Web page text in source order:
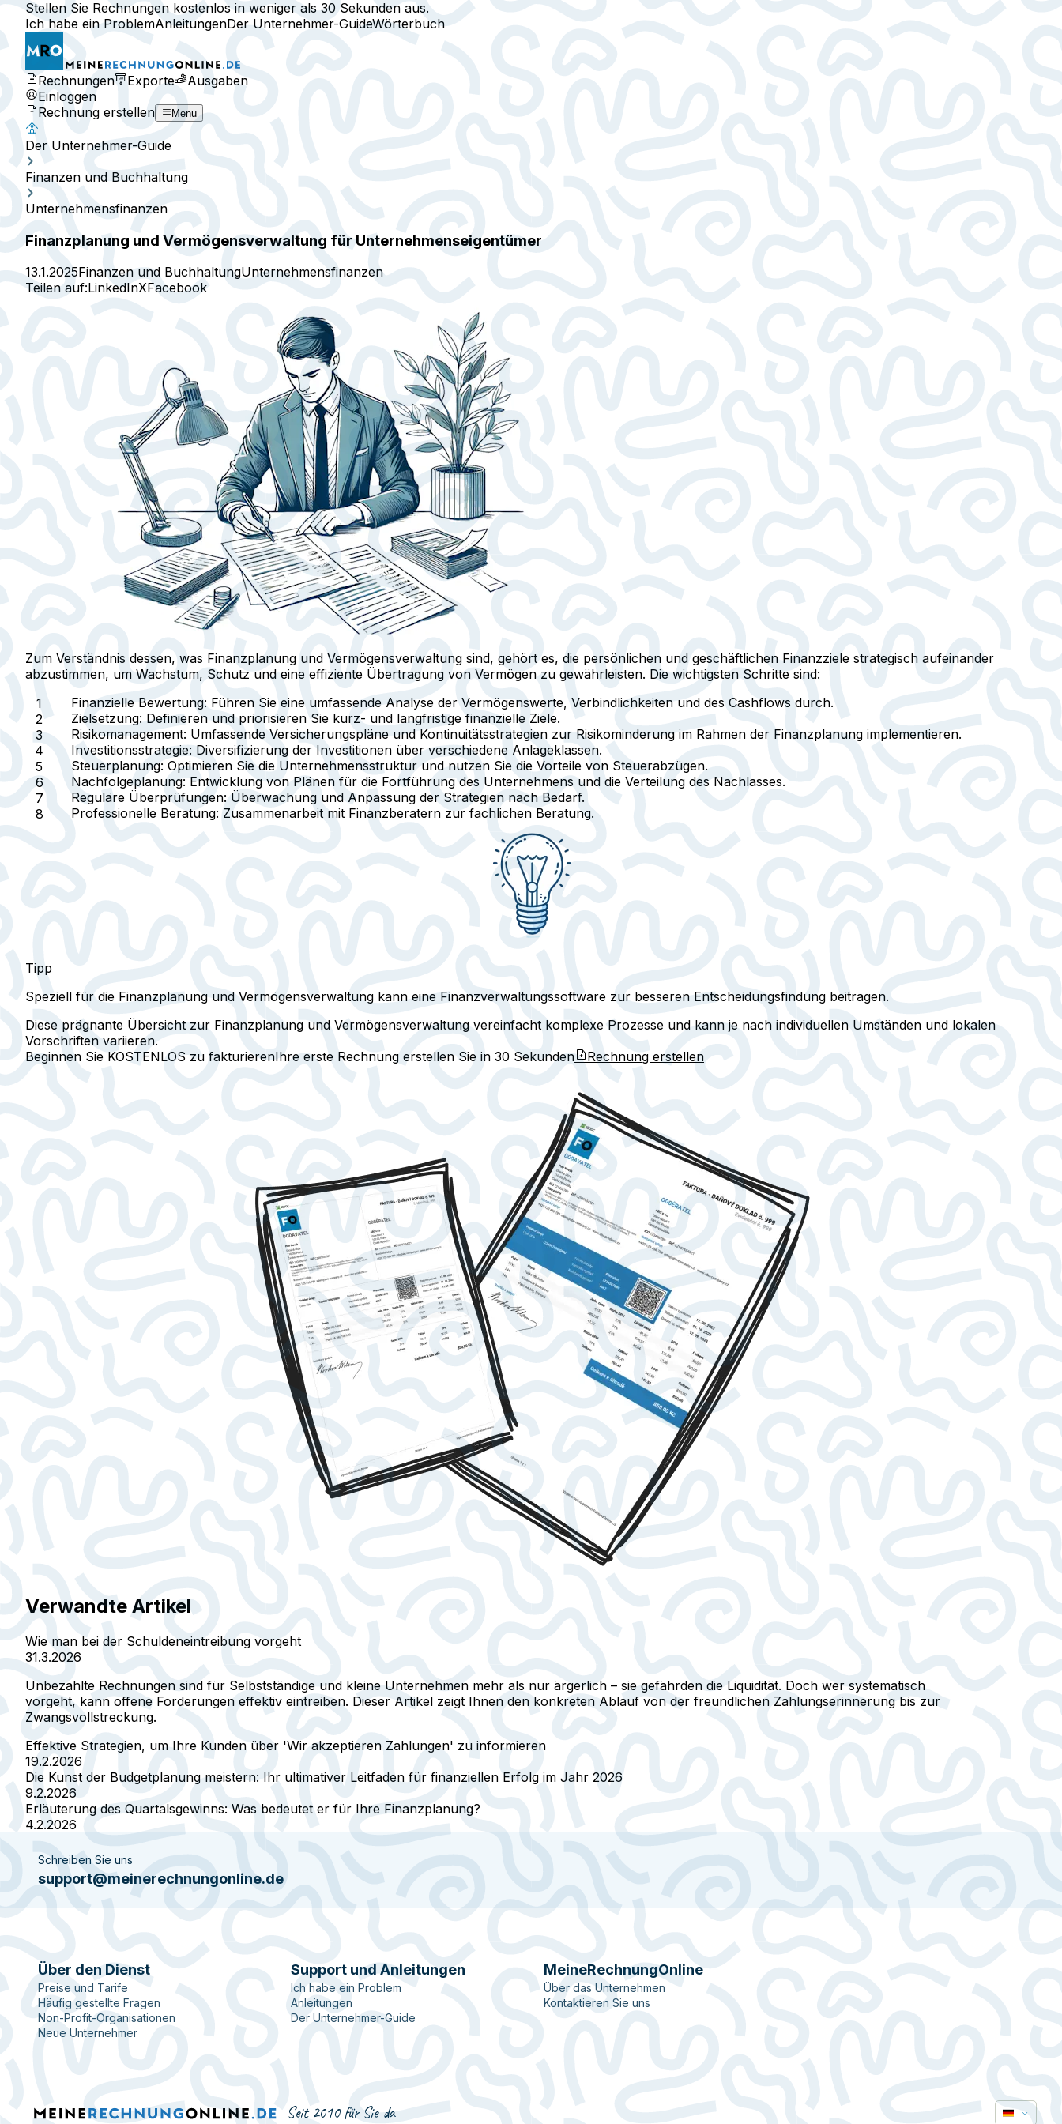
Stellen Sie Rechnungen kostenlos in weniger als 30 Sekunden aus.
Ich habe ein ProblemAnleitungenDer Unternehmer-GuideWörterbuch
Rechnungen Exporte
Ausgaben
Einloggen
Rechnung erstellen
Menu
Der Unternehmer-Guide
Finanzen und Buchhaltung
Unternehmensfinanzen
Finanzplanung und Vermögensverwaltung für Unternehmenseigentümer
13.1.2025Finanzen und BuchhaltungUnternehmensfinanzen
Teilen auf:LinkedInXFacebook
Zum Verständnis dessen, was Finanzplanung und Vermögensverwaltung sind, gehört es, die persönlichen und geschäftlichen Finanzziele strategisch aufeinander
abzustimmen, um Wachstum, Schutz und eine effiziente Übertragung von Vermögen zu gewährleisten. Die wichtigsten Schritte sind:
Finanzielle Bewertung: Führen Sie eine umfassende Analyse der Vermögenswerte, Verbindlichkeiten und des Cashflows durch.
Zielsetzung: Definieren und priorisieren Sie kurz- und langfristige finanzielle Ziele.
Risikomanagement: Umfassende Versicherungspläne und Kontinuitätsstrategien zur Risikominderung im Rahmen der Finanzplanung implementieren.
Investitionsstrategie: Diversifizierung der Investitionen über verschiedene Anlageklassen.
Steuerplanung: Optimieren Sie die Unternehmensstruktur und nutzen Sie die Vorteile von Steuerabzügen.
Nachfolgeplanung: Entwicklung von Plänen für die Fortführung des Unternehmens und die Verteilung des Nachlasses.
Reguläre Überprüfungen: Überwachung und Anpassung der Strategien nach Bedarf.
Professionelle Beratung: Zusammenarbeit mit Finanzberatern zur fachlichen Beratung.
Tipp
Speziell für die Finanzplanung und Vermögensverwaltung kann eine Finanzverwaltungssoftware zur besseren Entscheidungsfindung beitragen.
Diese prägnante Übersicht zur Finanzplanung und Vermögensverwaltung vereinfacht komplexe Prozesse und kann je nach individuellen Umständen und lokalen
Vorschriften variieren.
Beginnen Sie KOSTENLOS zu fakturierenIhre erste Rechnung erstellen Sie in 30 Sekunden Rechnung erstellen
Verwandte Artikel
Wie man bei der Schuldeneintreibung vorgeht
31.3.2026
Unbezahlte Rechnungen sind für Selbstständige und kleine Unternehmen mehr als nur ärgerlich – sie gefährden die Liquidität. Doch wer systematisch
vorgeht, kann offene Forderungen effektiv eintreiben. Dieser Artikel zeigt Ihnen den konkreten Ablauf von der freundlichen Zahlungserinnerung bis zur
Zwangsvollstreckung.
Effektive Strategien, um Ihre Kunden über 'Wir akzeptieren Zahlungen' zu informieren
19.2.2026
Die Kunst der Budgetplanung meistern: Ihr ultimativer Leitfaden für finanziellen Erfolg im Jahr 2026
9.2.2026
Erläuterung des Quartalsgewinns: Was bedeutet er für Ihre Finanzplanung?
4.2.2026
Schreiben Sie uns
support@meinerechnungonline.de
Über den Dienst
Preise und Tarife
Häufig gestellte Fragen
Non-Profit-Organisationen
Neue Unternehmer
Support und Anleitungen
Ich habe ein Problem
Anleitungen
Der Unternehmer-Guide
MeineRechnungOnline
Über das Unternehmen
Kontaktieren Sie uns
Seit 2010 für Sie da